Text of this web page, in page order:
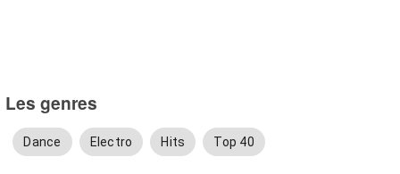
Les genres
Dance Electro Hits Top 40